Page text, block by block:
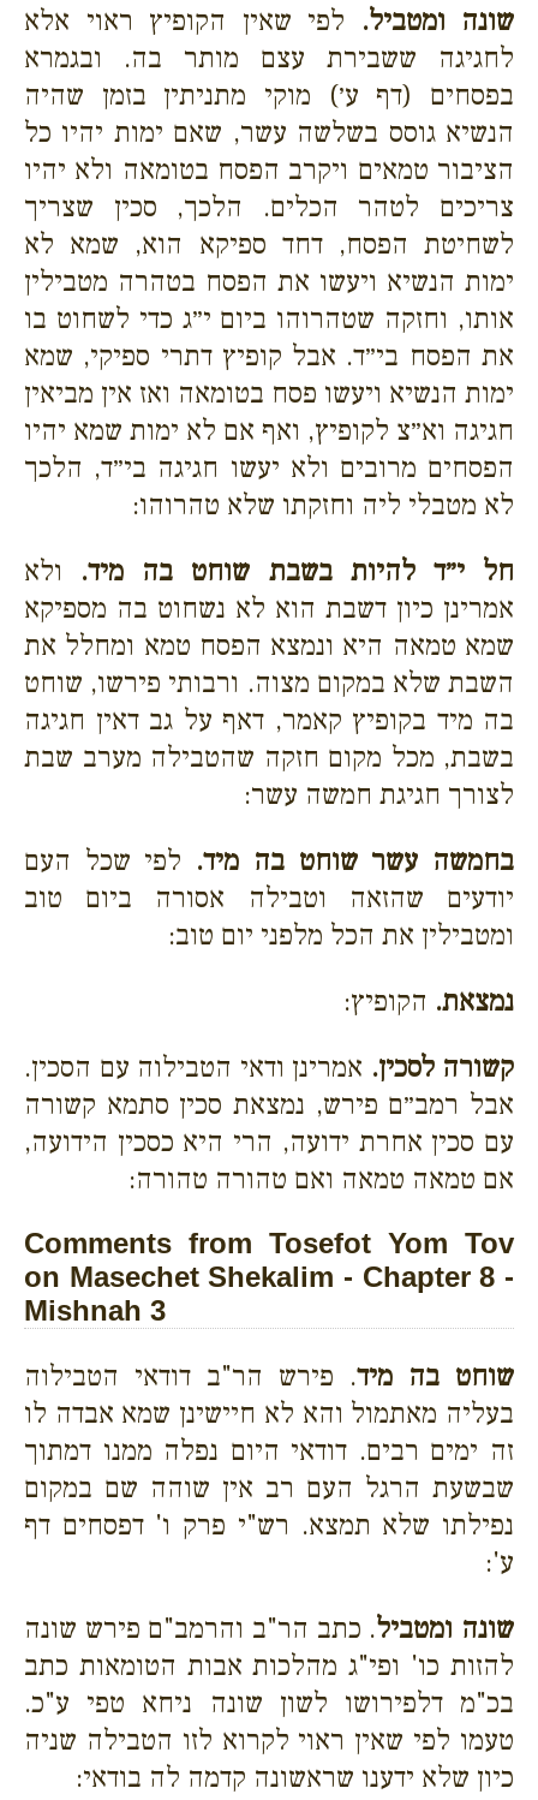
שונה ומטביל. לפי שאין הקופיץ ראוי אלא
לחגיגה ששבירת עצם מותר בה. ובגמרא
בפסחים (דף ע׳) מוקי מתניתין בזמן שהיה
הנשיא גוסס בשלשה עשר, שאם ימות יהיו כל
הציבור טמאים ויקרב הפסח בטומאה ולא יהיו
צריכים לטהר הכלים. הלכך, סכין שצריך
לשחיטת הפסח, דחד ספיקא הוא, שמא לא
ימות הנשיא ויעשו את הפסח בטהרה מטבילין
אותו, וחזקה שטהרוהו ביום י״ג כדי לשחוט בו
את הפסח בי״ד. אבל קופיץ דתרי ספיקי, שמא
ימות הנשיא ויעשו פסח בטומאה ואז אין מביאין
חגיגה וא״צ לקופיץ, ואף אם לא ימות שמא יהיו
הפסחים מרובים ולא יעשו חגיגה בי״ד, הלכך
לא מטבלי ליה וחזקתו שלא טהרוהו:
חל י״ד להיות בשבת שוחט בה מיד. ולא
אמרינן כיון דשבת הוא לא נשחוט בה מספיקא
שמא טמאה היא ונמצא הפסח טמא ומחלל את
השבת שלא במקום מצוה. ורבותי פירשו, שוחט
בה מיד בקופיץ קאמר, דאף על גב דאין חגיגה
בשבת, מכל מקום חזקה שהטבילה מערב שבת
לצורך חגיגת חמשה עשר:
בחמשה עשר שוחט בה מיד. לפי שכל העם
יודעים שהזאה וטבילה אסורה ביום טוב
ומטבילין את הכל מלפני יום טוב:
נמצאת. הקופיץ:
קשורה לסכין. אמרינן ודאי הטבילוה עם הסכין.
אבל רמב״ם פירש, נמצאת סכין סתמא קשורה
עם סכין אחרת ידועה, הרי היא כסכין הידועה,
אם טמאה טמאה ואם טהורה טהורה:
Comments from Tosefot Yom Tov
on Masechet Shekalim - Chapter 8 -
Mishnah 3
שוחט בה מיד. פירש הר"ב דודאי הטבילוה
בעליה מאתמול והא לא חיישינן שמא אבדה לו
זה ימים רבים. דודאי היום נפלה ממנו דמתוך
שבשעת הרגל העם רב אין שוהה שם במקום
נפילתו שלא תמצא. רש"י פרק ו' דפסחים דף
ע':
שונה ומטביל. כתב הר"ב והרמב"ם פירש שונה
להזות כו' ופי"ג מהלכות אבות הטומאות כתב
בכ"מ דלפירושו לשון שונה ניחא טפי ע"כ.
טעמו לפי שאין ראוי לקרוא לזו הטבילה שניה
כיון שלא ידענו שראשונה קדמה לה בודאי: